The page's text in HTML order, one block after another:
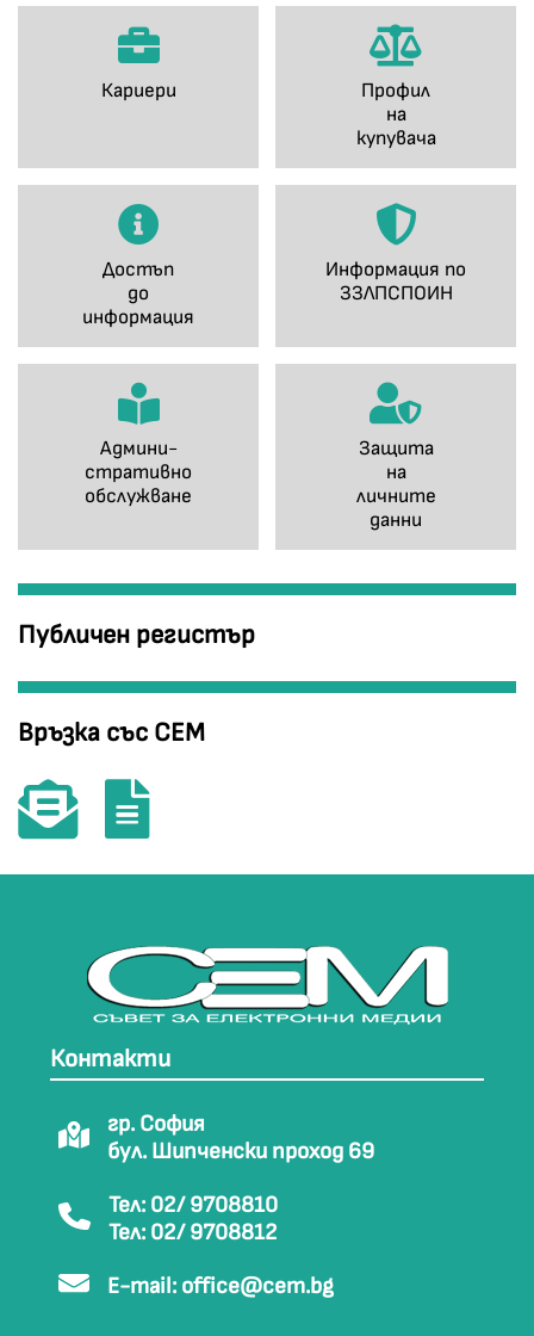
Кариери
Профил
на
купувача
Достъп
до
информация
Информация по
ЗЗЛПСПОИН
Админи-
стративно
обслужване
Защита
на
личните
данни
Публичен регистър
Връзка със СЕМ
Контакти
гр. София
бул. Шипченски проход 69
Тел: 02/ 9708810
Тел: 02/ 9708812
E-mail: office@cem.bg